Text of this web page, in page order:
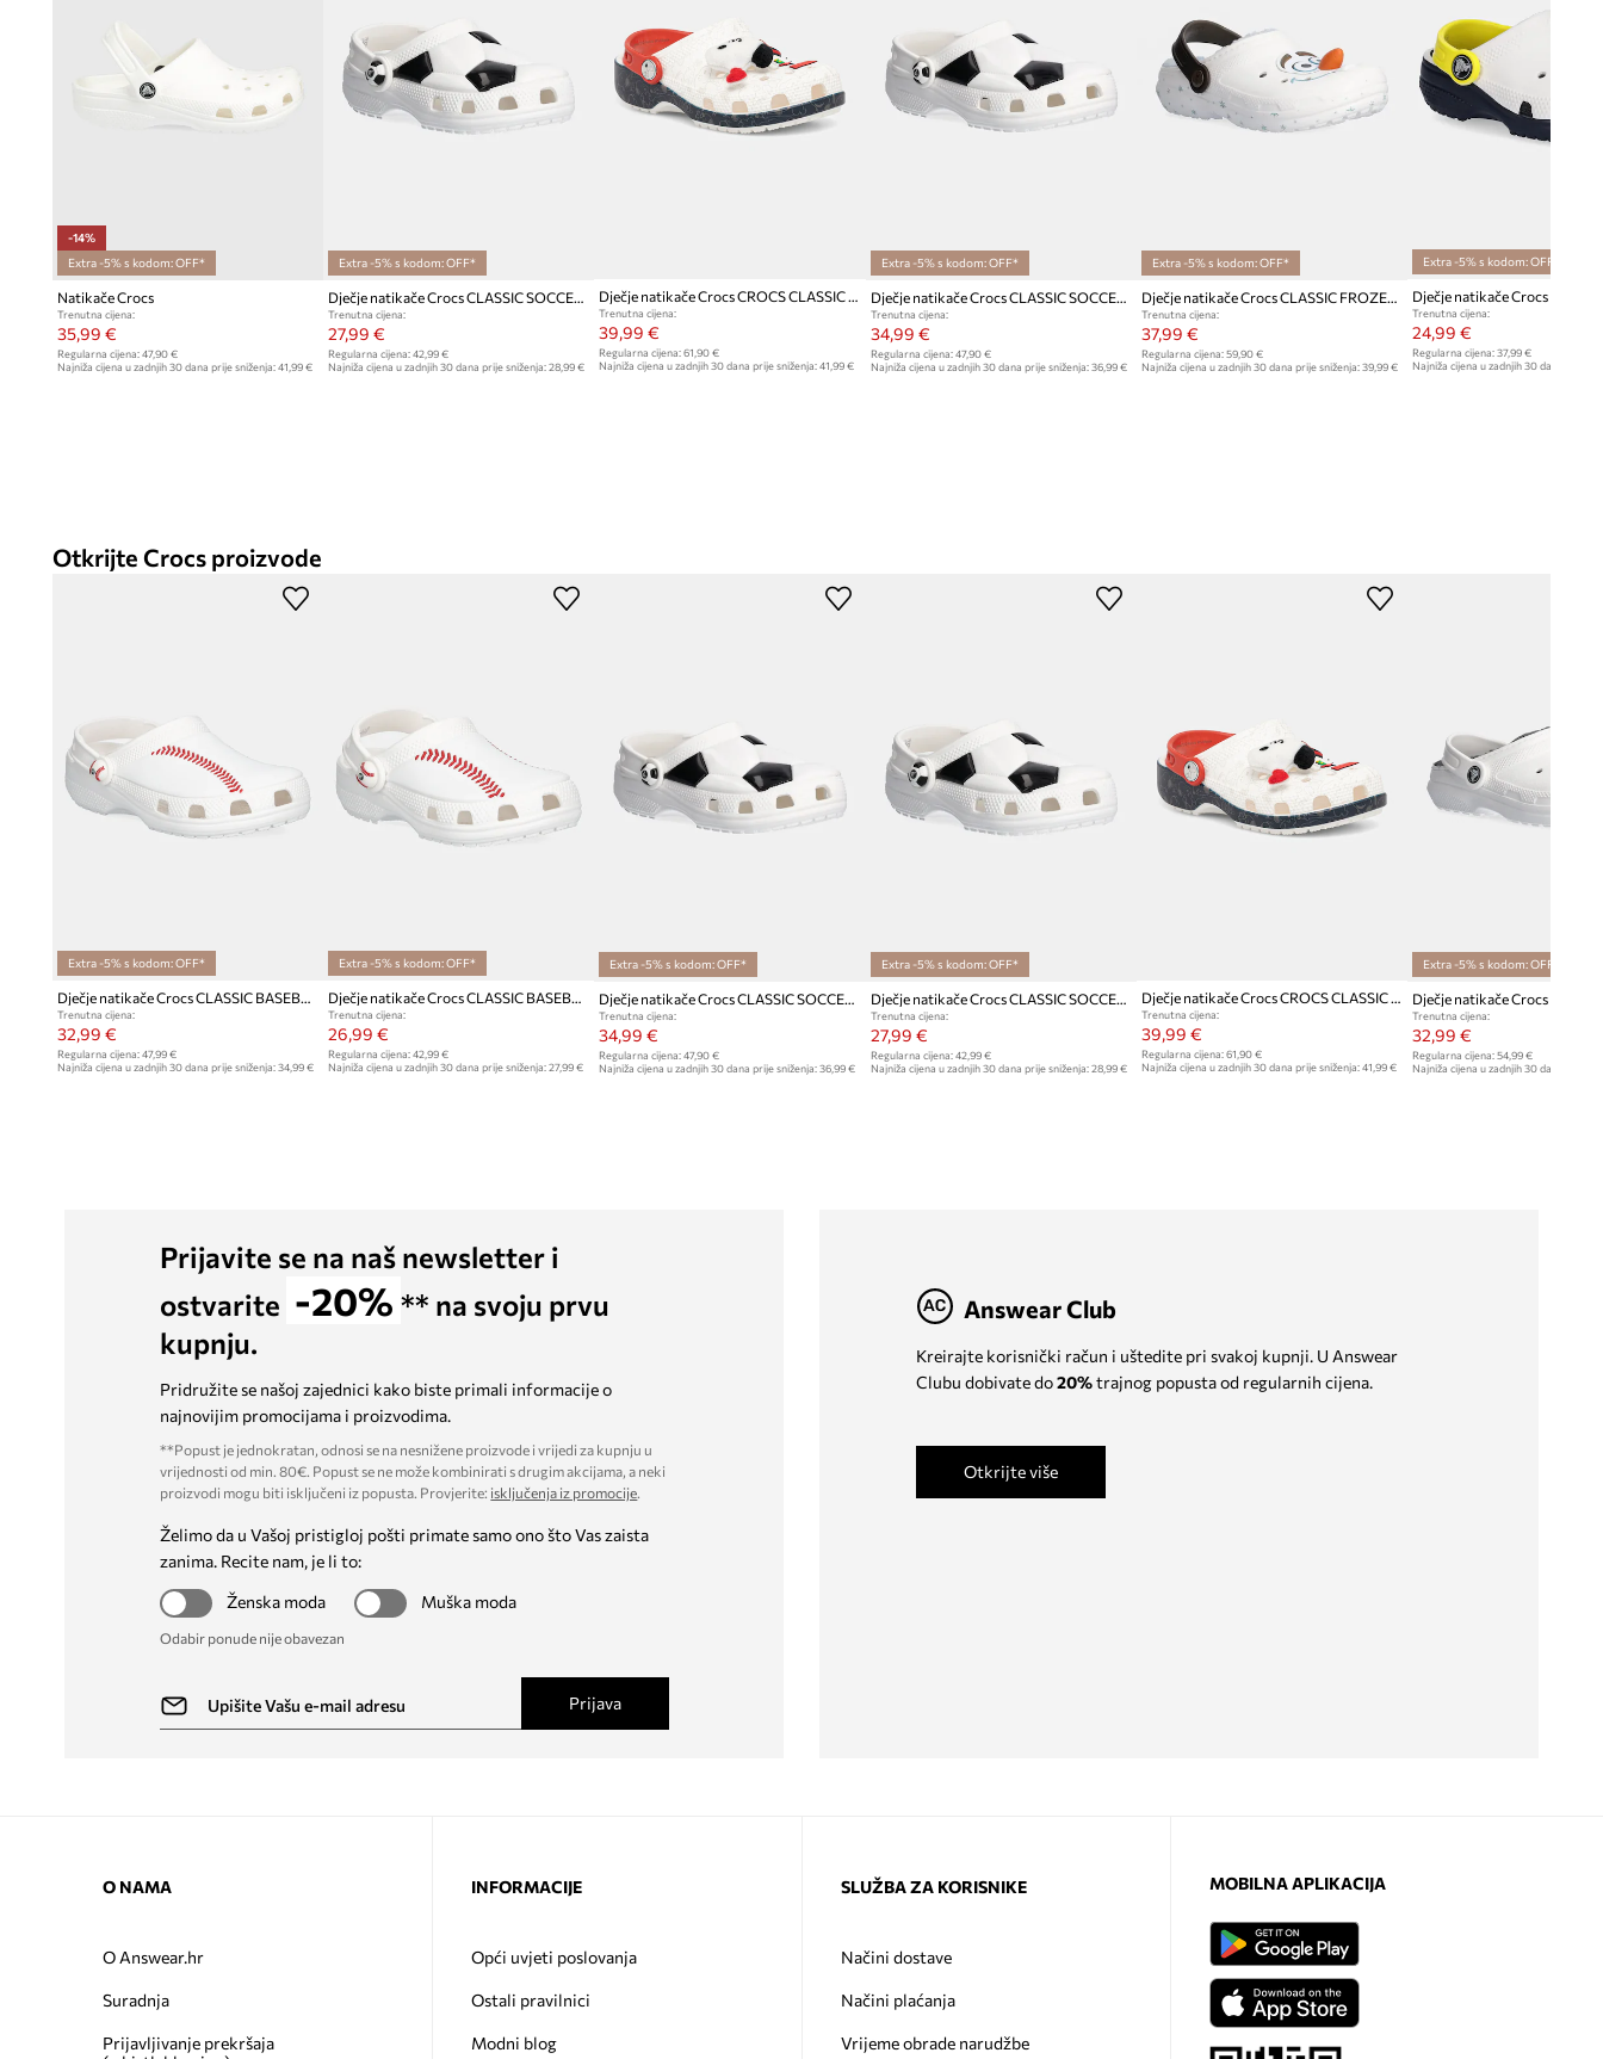
-14%
Extra -5% s kodom: OFF*
Natikače Crocs
Trenutna cijena:
35,99 €
Regularna cijena: 47,90 €
Najniža cijena u zadnjih 30 dana prije sniženja: 41,99 €
Extra -5% s kodom: OFF*
Dječje natikače Crocs CLASSIC SOCCER BALL CLOG
Trenutna cijena:
27,99 €
Regularna cijena:42,99 €
Najniža cijena u zadnjih 30 dana prije sniženja:28,99 €
Trenutna cijena:
39,99 €
Regularna cijena: 61,90 €
Najniža cijena u zadnjih 30 dana prije sniženja: 41,99 €
Extra -5% s kodom: OFF*
Dječje natikače Crocs CLASSIC SOCCER BALL CLOG
Trenutna cijena:
34,99 €
Regularna cijena: 47,90 €
Najniža cijena u zadnjih 30 dana prije sniženja: 36,99 €
Extra -5% s kodom: OFF*
Dječje natikače Crocs CLASSIC FROZEN OLAF CLOG
Trenutna cijena:
37,99 €
Regularna cijena:59,90 €
Najniža cijena u zadnjih 30 dana prije sniženja:39,99 €
Extra -5% s kodom: OFF*
Trenutna cijena:
24,99 €
Regularna cijena: 37,99 €
Najniža cijena u zadnjih 30 dana prije
Otkrijte Crocs proizvode
Extra -5% s kodom: OFF*
Dječje natikače Crocs CLASSIC BASEBALL CLOG KIDS
Trenutna cijena:
32,99 €
Regularna cijena: 47,99 €
Najniža cijena u zadnjih 30 dana prije sniženja: 34,99 €
Extra -5% s kodom: OFF*
Trenutna cijena:
26,99 €
Regularna cijena:42,99 €
Najniža cijena u zadnjih 30 dana prije sniženja:27,99 €
Extra -5% s kodom: OFF*
Dječje natikače Crocs CLASSIC SOCCER BALL CLOG
Trenutna cijena:
34,99 €
Regularna cijena: 47,90 €
Najniža cijena u zadnjih 30 dana prije sniženja: 36,99 €
Extra -5% s kodom: OFF*
Dječje natikače Crocs CLASSIC SOCCER BALL CLOG
Trenutna cijena:
27,99 €
Regularna cijena: 42,99 €
Najniža cijena u zadnjih 30 dana prije sniženja: 28,99 €
Trenutna cijena:
39,99 €
Regularna cijena:61,90 €
Najniža cijena u zadnjih 30 dana prije sniženja:41,99 €
Extra -5% s kodom: OFF*
Trenutna cijena:
32,99 €
Regularna cijena: 54,99 €
Najniža cijena u zadnjih 30 dana prije
Prijavite se na naš newsletter i
ostvarite -20% ** na svoju prvu
kupnju.
Pridružite se našoj zajednici kako biste primali informacije o
najnovijim promocijama i proizvodima.
**Popust je jednokratan, odnosi se na nesnižene proizvode i vrijedi za kupnju u
vrijednosti od min. 80€. Popust se ne može kombinirati s drugim akcijama, a neki
proizvodi mogu biti isključeni iz popusta. Provjerite: isključenja iz promocije.
Želimo da u Vašoj pristigloj pošti primate samo ono što Vas zaista
zanima. Recite nam, je li to:
Ženska moda
Muška moda
Odabir ponude nije obavezan
Prijava
Answear Club
Kreirajte korisnički račun i uštedite pri svakoj kupnji. U Answear
Clubu dobivate do20%trajnog popusta od regularnih cijena.
Otkrijte više
O NAMA
O Answear.hr
Suradnja
Prijavljivanje prekršaja
INFORMACIJE
Opći uvjeti poslovanja
Ostali pravilnici
Modni blog
SLUŽBA ZA KORISNIKE
Načini dostave
Načini plaćanja
Vrijeme obrade narudžbe
MOBILNA APLIKACIJA